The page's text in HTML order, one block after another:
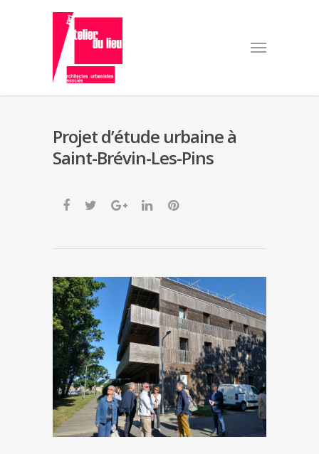
Projet d’étude urbaine à
Saint-Brévin-Les-Pins